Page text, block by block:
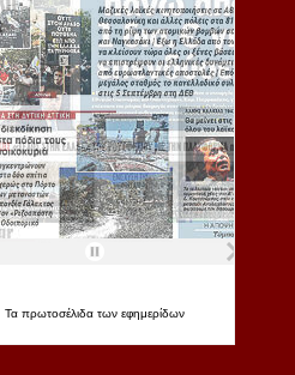
Τα πρωτοσέλιδα των εφημερίδων